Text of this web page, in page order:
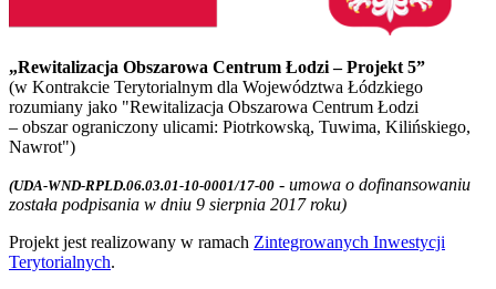
„Rewitalizacja Obszarowa Centrum Łodzi – Projekt 5”
(w Kontrakcie Terytorialnym dla Województwa Łódzkiego
rozumiany jako "Rewitalizacja Obszarowa Centrum Łodzi
– obszar ograniczony ulicami: Piotrkowską, Tuwima, Kilińskiego,
Nawrot")
(UDA-WND-RPLD.06.03.01-10-0001/17-00 - umowa o dofinansowaniu
została podpisania w dniu 9 sierpnia 2017 roku)
Projekt jest realizowany w ramach Zintegrowanych Inwestycji
Terytorialnych.